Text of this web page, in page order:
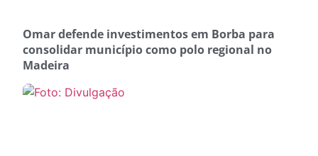
Omar defende investimentos em Borba para
consolidar município como polo regional no
Madeira